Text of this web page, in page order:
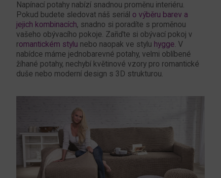
Napínací potahy nabízí snadnou proměnu interiéru.
Pokud budete sledovat náš seriál o výběru barev a
jejich kombinacích, snadno si poradíte s proměnou
vašeho obývacího pokoje. Zařiďte si obývací pokoj v
romantickém stylu nebo naopak ve stylu hygge. V
nabídce máme jednobarevné potahy, velmi oblíbené
žíhané potahy, nechybí květinové vzory pro romantické
duše nebo moderní design s 3D strukturou.